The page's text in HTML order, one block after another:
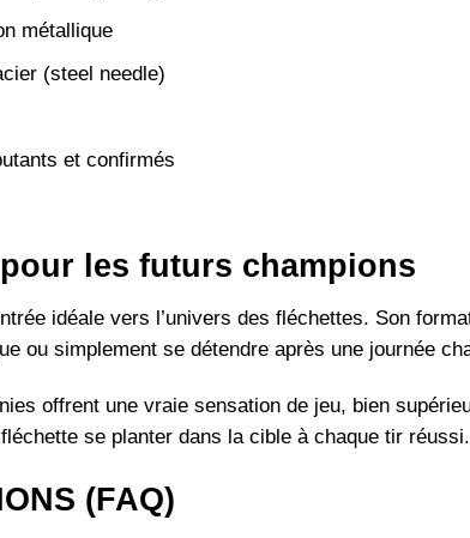
métallique
(steel needle)
et confirmés
les futurs champions
idéale vers l’univers des fléchettes. Son
ou simplement se détendre après une journée
offrent une vraie sensation de jeu, bien
se planter dans la cible à chaque tir réussi.
(FAQ)